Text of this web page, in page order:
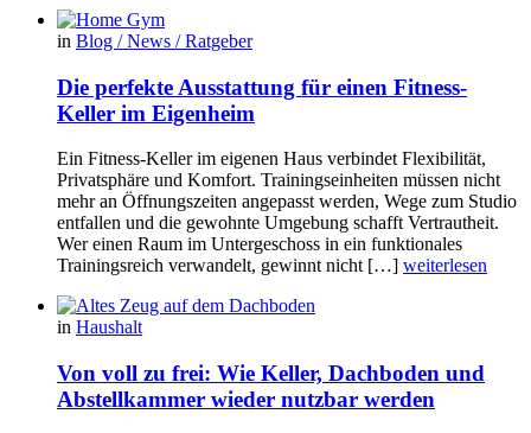
in Blog / News / Ratgeber
Die perfekte Ausstattung für einen Fitness-
Keller im Eigenheim
Ein Fitness-Keller im eigenen Haus verbindet Flexibilität,
Privatsphäre und Komfort. Trainingseinheiten müssen nicht
mehr an Öffnungszeiten angepasst werden, Wege zum Studio
entfallen und die gewohnte Umgebung schafft Vertrautheit.
Wer einen Raum im Untergeschoss in ein funktionales
Trainingsreich verwandelt, gewinnt nicht […] weiterlesen
in Haushalt
Von voll zu frei: Wie Keller, Dachboden und
Abstellkammer wieder nutzbar werden